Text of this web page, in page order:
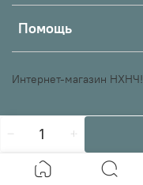
Помощь
Интернет-магазин НХНЧ!